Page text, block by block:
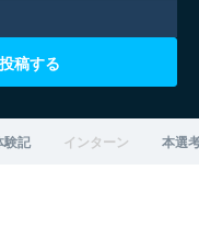
稿する
験記 インターン 本選